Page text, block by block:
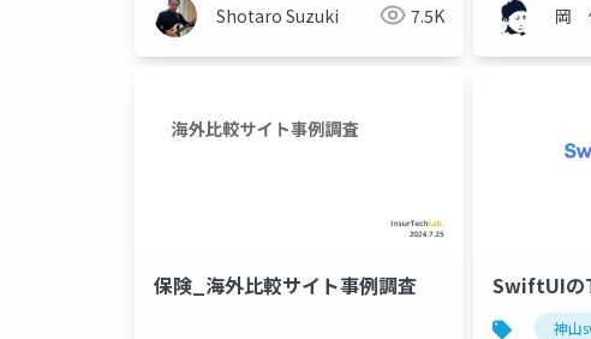
Shotaro Suzuki 7.5K 岡
保険_海外比較サイト事例調査 SwiftUIの
神山